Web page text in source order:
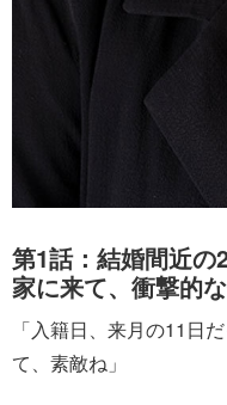
第1話：結婚間近の
家に来て、衝撃的
「入籍日、来月の11日
て、素敵ね」